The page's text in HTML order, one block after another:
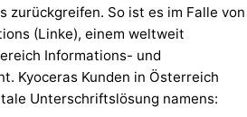
zurückgreifen. So ist es im Falle von
(Linke), einem weltweit
Informations- und
Kyoceras Kunden in Österreich
Unterschriftslösung namens: